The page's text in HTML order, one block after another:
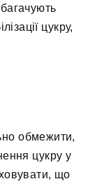
цукру,
обмежити,
цукру у
що